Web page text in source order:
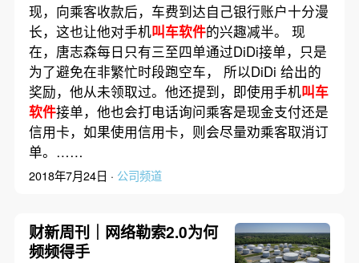
现，向乘客收款后，车费到达自己银行账户十分漫
长，这也让他对手机叫车软件的兴趣减半。 现
在，唐志森每日只有三至四单通过DiDi接单，只是
为了避免在非繁忙时段跑空车， 所以DiDi 给出的
奖励，他从未领取过。他还提到，即使用手机叫车
软件接单，他也会打电话询问乘客是现金支付还是
信用卡，如果使用信用卡，则会尽量劝乘客取消订
单。……
2018年7月24日 · 公司频道
财新周刊｜网络勒索2.0为何
频频得手